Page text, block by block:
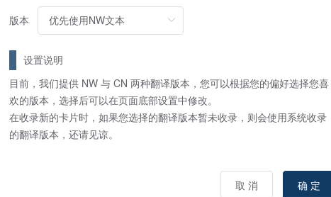
干活也没学习。
怪兽 通常
汪分惊奇。
版本
设置说明
目前，我们提供 NW 与 CN 两种翻译版本，您可以根据您的偏好选择您喜
欢的版本，选择后可以在页面底部设置中修改。
在收录新的卡片时，如果您选择的翻译版本暂未收录，则会使用系统收录
的翻译版本，还请见谅。
取 消 确 定